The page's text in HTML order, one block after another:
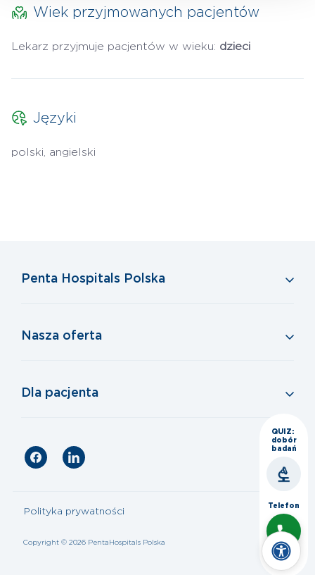
Wiek przyjmowanych pacjentów
Lekarz przyjmuje pacjentów w wieku: dzieci
Języki
polski, angielski
Penta Hospitals Polska
Nasza oferta
Dla pacjenta
Copyright © 2026 PentaHospitals Polska
Polityka prywatności
QUIZ:
dobór
badań
Telefon
Czat